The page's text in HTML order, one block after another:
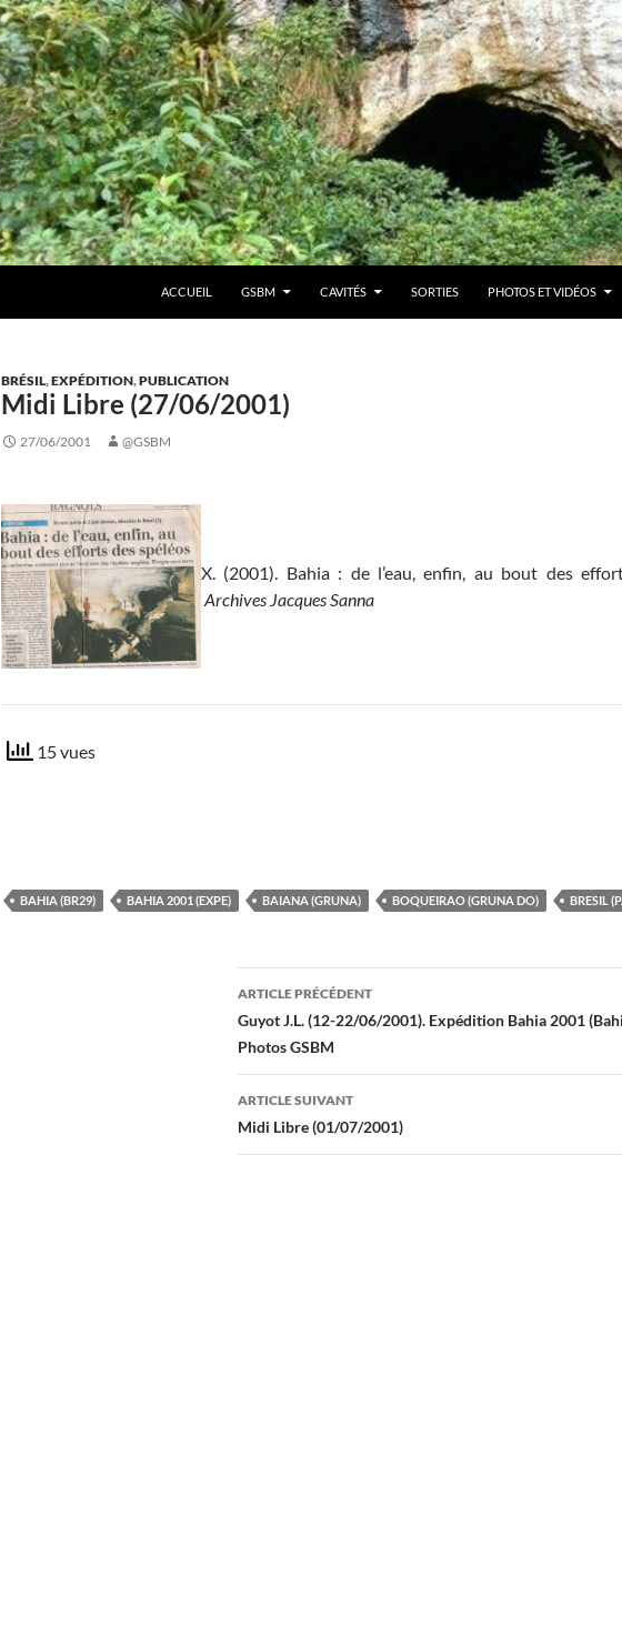
ACCUEIL GSBM CAVITÉS SORTIES PHOTOS ET VIDÉOS
BRÉSIL,EXPÉDITION,PUBLICATION
Midi Libre (27/06/2001)
27/06/2001 @GSBM
X. (2001). Bahia : de l’eau, enfin, au bout des
Archives Jacques Sanna
15 vues
BAHIA (BR29) BAHIA 2001 (EXPE) BAIANA (GRUNA) BOQUEIRAO (GRUNA DO) BRESIL
Navigation
des
articles
ARTICLE PRÉCÉDENT
Guyot J.L. (12-22/06/2001). Expédition Bahia 2001
Photos GSBM
ARTICLE SUIVANT
Midi Libre (01/07/2001)